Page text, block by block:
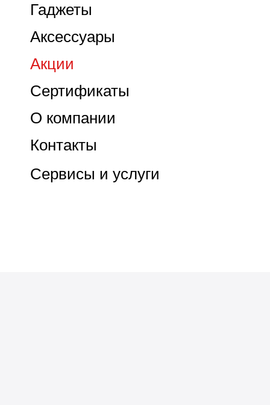
Контакты
О компании
Сертификаты
Акции
Аксессуары
Гаджеты
Сервисы и услуги